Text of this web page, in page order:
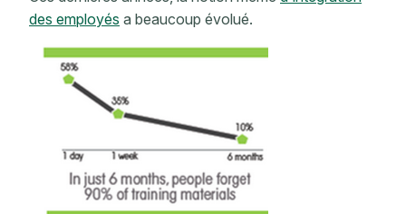
des employés a beaucoup évolué.